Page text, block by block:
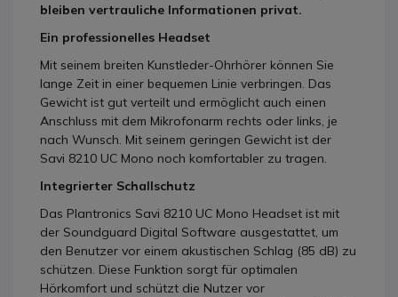
bleiben vertrauliche Informationen privat.
Ein professionelles Headset
Mit seinem breiten Kunstleder-Ohrhörer können Sie
lange Zeit in einer bequemen Linie verbringen. Das
Gewicht ist gut verteilt und ermöglicht auch einen
Anschluss mit dem Mikrofonarm rechts oder links, je
nach Wunsch. Mit seinem geringen Gewicht ist der
Savi 8210 UC Mono noch komfortabler zu tragen.
Integrierter Schallschutz
Das Plantronics Savi 8210 UC Mono Headset ist mit
der Soundguard Digital Software ausgestattet, um
den Benutzer vor einem akustischen Schlag (85 dB) zu
schützen. Diese Funktion sorgt für optimalen
Hörkomfort und schützt die Nutzer vor